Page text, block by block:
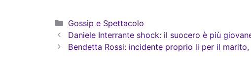
Categorie
Gossip e Spettacolo
Daniele Interrante shock: il suocero è più
Bendetta Rossi: incidente proprio li per il